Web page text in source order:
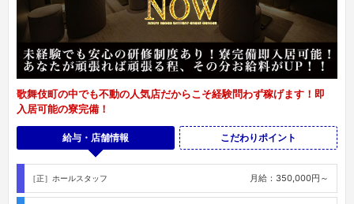
歌舞伎町の中でも不動の人気店だからこそ経験問わず稼げます！即
入居可能の寮完備！
給与・店舗情報 こだわりポイント
［正］ホールスタッフ 月給：350,000円～